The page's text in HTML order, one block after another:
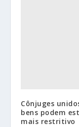
Cônjuges
bens podem
mais restritivo